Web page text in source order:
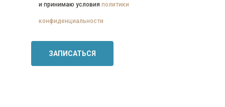
и принимаю условия политики
конфиденциальности